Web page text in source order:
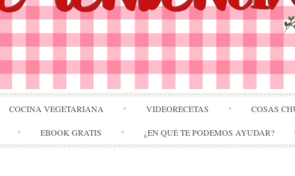
Skip
content
COCINA VEGETARIANA VIDEORECETAS COSAS
EBOOK GRATIS ¿EN QUÉ TE PODEMOS AYUDAR?